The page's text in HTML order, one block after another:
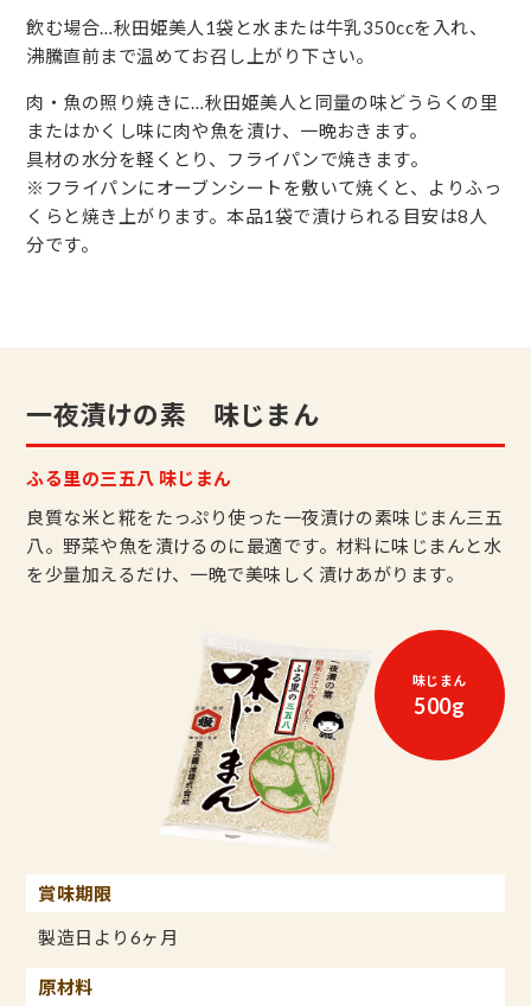
飲む場合…秋田姫美人1袋と水または牛乳350ccを入れ、
沸騰直前まで温めてお召し上がり下さい。
肉・魚の照り焼きに…秋田姫美人と同量の味どうらくの里
またはかくし味に肉や魚を漬け、一晩おきます。
具材の水分を軽くとり、フライパンで焼きます。
※フライパンにオーブンシートを敷いて焼くと、よりふっ
くらと焼き上がります。本品1袋で漬けられる目安は8人
分です。
一夜漬けの素 味じまん
ふる里の三五八 味じまん
良質な米と糀をたっぷり使った一夜漬けの素味じまん三五
八。野菜や魚を漬けるのに最適です。材料に味じまんと水
を少量加えるだけ、一晩で美味しく漬けあがります。
味じまん
500g
賞味期限
製造日より6ヶ月
原材料